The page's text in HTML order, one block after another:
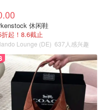
休闲鞋
起！8.6截止
Lounge (DE) 637人感兴趣